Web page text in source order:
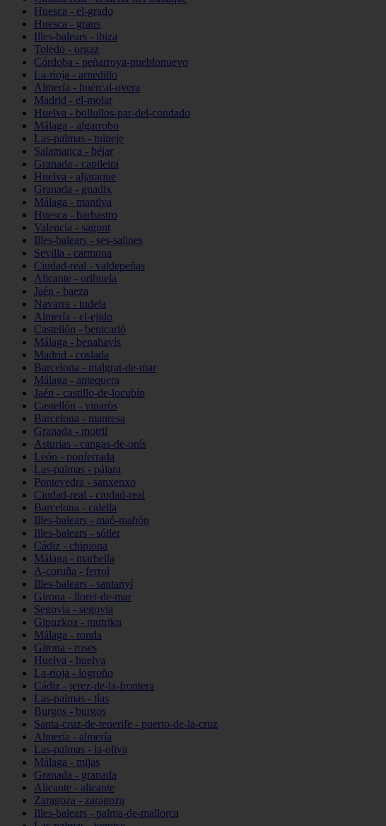
Huesca - el-grado
Huesca - graus
Illes-balears - ibiza
Toledo - orgaz
Córdoba - peñarroya-pueblonuevo
La-rioja - arnedillo
Almería - huércal-overa
Madrid - el-molar
Huelva - bollullos-par-del-condado
Málaga - algarrobo
Las-palmas - tuineje
Salamanca - béjar
Granada - capileira
Huelva - aljaraque
Granada - guadix
Málaga - manilva
Huesca - barbastro
Valencia - sagunt
Illes-balears - ses-salines
Sevilla - carmona
Ciudad-real - valdepeñas
Alicante - orihuela
Jaén - baeza
Navarra - tudela
Almería - el-ejido
Castellón - benicarló
Málaga - benahavís
Madrid - coslada
Barcelona - malgrat-de-mar
Málaga - antequera
Jaén - castillo-de-locubín
Castellón - vinaròs
Barcelona - manresa
Granada - motril
Asturias - cangas-de-onís
León - ponferrada
Las-palmas - pájara
Pontevedra - sanxenxo
Ciudad-real - ciudad-real
Barcelona - calella
Illes-balears - maó-mahón
Illes-balears - sóller
Cádiz - chipiona
Málaga - marbella
A-coruña - ferrol
Illes-balears - santanyí
Girona - lloret-de-mar
Segovia - segovia
Gipuzkoa - mutriku
Málaga - ronda
Girona - roses
Huelva - huelva
La-rioja - logroño
Cádiz - jerez-de-la-frontera
Las-palmas - tías
Burgos - burgos
Santa-cruz-de-tenerife - puerto-de-la-cruz
Almería - almería
Las-palmas - la-oliva
Málaga - mijas
Granada - granada
Alicante - alicante
Zaragoza - zaragoza
Illes-balears - palma-de-mallorca